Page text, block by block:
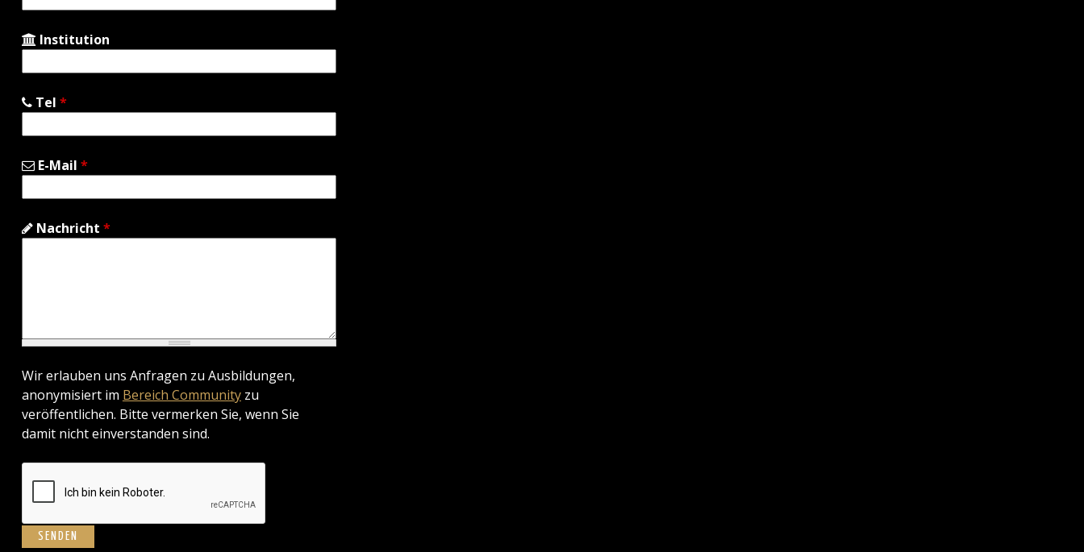
Institution
Tel *
E-Mail *
Nachricht *
Wir erlauben uns Anfragen zu Ausbildungen,
anonymisiert im Bereich Communityzu
veröffentlichen. Bitte vermerken Sie, wenn Sie
damit nicht einverstanden sind.